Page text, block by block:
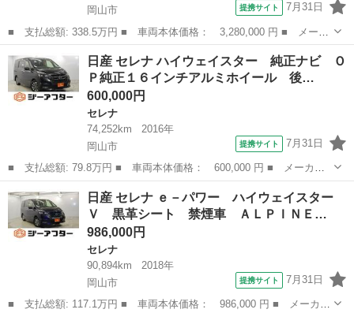
岡山市
提携サイト 7月31日
■ 支払総額: 338.5万円 ■ 車両本体価格： 3,280,000 円 ■ メーカ
ー名： 日産 ■ 車種名： セレナ ■ グレード名： ｅ－パワー
ハイウェイスターＶ 純正ナビ／ＴＶ／フリップダウンモニター／ア
ラウンド...
岡山 岡山市 セレナ
日産 セレナ ハイウェイスター 純正ナビ Ｏ
Ｐ純正１６インチアルミホイール 後…
600,000円
セレナ
74,252km
2016年
岡山市
提携サイト 7月31日
■ 支払総額: 79.8万円 ■ 車両本体価格： 600,000 円 ■ メーカー
名： 日産 ■ 車種名： セレナ ■ グレード名： ハイウェイスタ
ー 純正ナビ ＯＰ純正１６インチアルミホイール 後席モニター
フルセグ バ...
岡山 岡山市 セレナ
日産 セレナ ｅ－パワー ハイウェイスター
Ｖ 黒革シート 禁煙車 ＡＬＰＩＮＥ…
986,000円
セレナ
90,894km
2018年
岡山市
提携サイト 7月31日
■ 支払総額: 117.1万円 ■ 車両本体価格： 986,000 円 ■ メーカー